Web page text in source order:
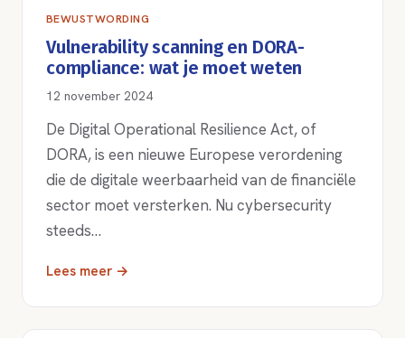
BEWUSTWORDING
Vulnerability scanning en DORA-
compliance: wat je moet weten
12 november 2024
De Digital Operational Resilience Act, of
DORA, is een nieuwe Europese verordening
die de digitale weerbaarheid van de financiële
sector moet versterken. Nu cybersecurity
steeds…
Lees meer →